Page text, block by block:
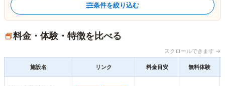
条件を絞り込む
料金・体験・特徴を比べる
スクロールできます →
施設名 リンク 料金目安 無料体験